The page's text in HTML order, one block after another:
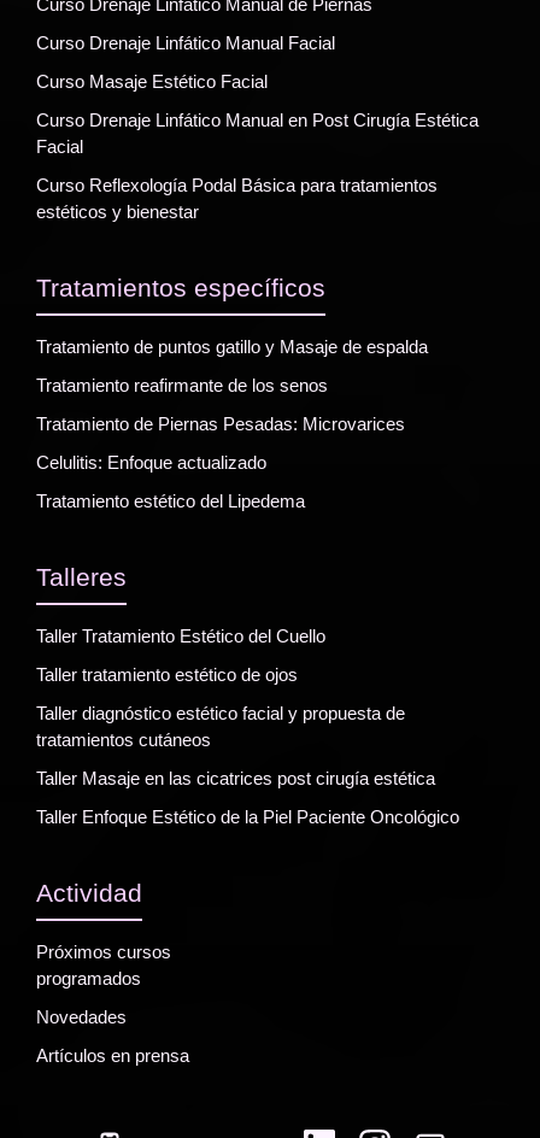
Curso Drenaje Linfático Manual Facial
Curso Masaje Estético Facial
Curso Drenaje Linfático Manual en Post Cirugía Estética
Facial
Curso Reflexología Podal Básica para tratamientos
estéticos y bienestar
Tratamientos específicos
Tratamiento de puntos gatillo y Masaje de espalda
Tratamiento reafirmante de los senos
Tratamiento de Piernas Pesadas: Microvarices
Celulitis: Enfoque actualizado
Tratamiento estético del Lipedema
Talleres
Taller Tratamiento Estético del Cuello
Taller tratamiento estético de ojos
Taller diagnóstico estético facial y propuesta de
tratamientos cutáneos
Taller Masaje en las cicatrices post cirugía estética
Taller Enfoque Estético de la Piel Paciente Oncológico
Actividad
Próximos cursos
programados
Novedades
Artículos en prensa